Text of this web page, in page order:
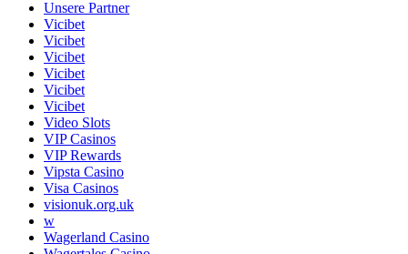
Unsere Partner
Vicibet
Vicibet
Vicibet
Vicibet
Vicibet
Vicibet
Video Slots
VIP Casinos
VIP Rewards
Vipsta Casino
Visa Casinos
visionuk.org.uk
w
Wagerland Casino